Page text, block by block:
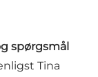
spørgsmål
Tina